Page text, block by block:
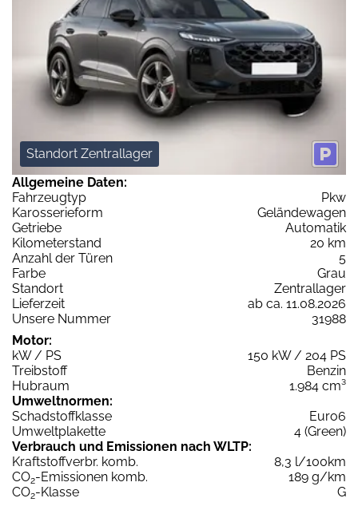
Standort Zentrallager
Allgemeine Daten:
Fahrzeugtyp
Pkw
Karosserieform
Geländewagen
Getriebe
Automatik
Kilometerstand
20 km
Anzahl der Türen
5
Farbe
Grau
Standort
Zentrallager
Lieferzeit
ab ca. 11.08.2026
Unsere Nummer
31988
Motor:
kW / PS
150 kW / 204 PS
Treibstoff
Benzin
Hubraum
1.984 cm³
Umweltnormen:
Schadstoffklasse
Euro6
Umweltplakette
4 (Green)
Verbrauch und Emissionen nach WLTP:
Kraftstoffverbr. komb.
8,3 l/100km
CO2-Emissionen komb.
189 g/km
CO2-Klasse
G